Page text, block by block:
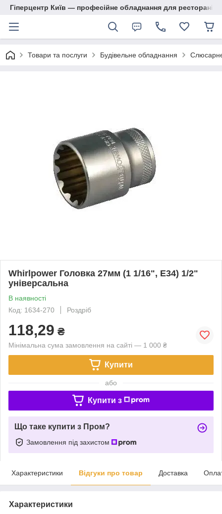
Гіперцентр Київ — професійне обладнання для ресторанів,
Товари та послуги Будівельне обладнання
Whirlpower Головка 27мм (1 1/16", Е34) 1/2"
універсальна
В наявності
Код: 1634-270
Роздріб
118,29 ₴
Мінімальна сума замовлення на сайті — 1 000 ₴
Купити
або
Купити з
Що таке купити з Пром?
Замовлення під захистом
Характеристики Відгуки про товар Доставка
Характеристики